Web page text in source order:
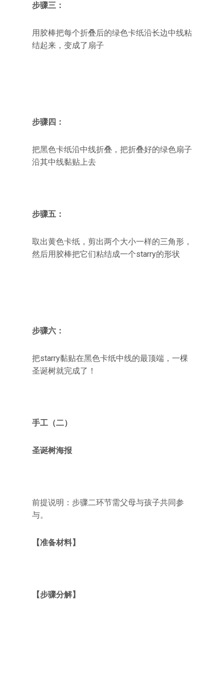
步骤三：
用胶棒把每个折叠后的绿色卡纸沿长边中线粘
结起来，变成了扇子
步骤四：
把黑色卡纸沿中线折叠，把折叠好的绿色扇子
沿其中线黏贴上去
步骤五：
取出黄色卡纸，剪出两个大小一样的三角形，
然后用胶棒把它们粘结成一个starry的形状
步骤六：
把starry黏贴在黑色卡纸中线的最顶端，一棵
圣诞树就完成了！
手工（二）
圣诞树海报
前提说明：步骤二环节需父母与孩子共同参
与。
【准备材料】
【步骤分解】